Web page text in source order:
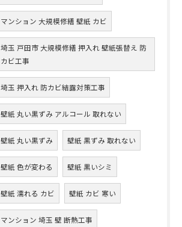
マンション 大規模修繕 壁紙 カビ
埼玉 戸田市 大規模修繕 押入れ 壁紙張替え 防
カビ工事
埼玉 押入れ 防カビ結露対策工事
壁紙 丸い黒ずみ アルコール 取れない
壁紙 丸い黒ずみ 壁紙 黒ずみ 取れない
壁紙 色が変わる 壁紙 黒いシミ
壁紙 濡れる カビ 壁紙 カビ 寒い
マンション 埼玉 壁 断熱工事